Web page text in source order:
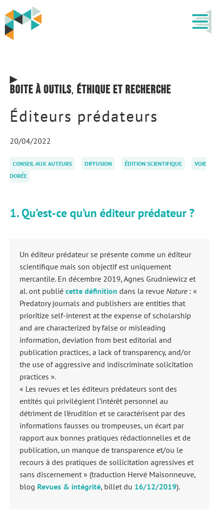
Boite à outils, Éthique et recherche
Éditeurs prédateurs
20/04/2022
CONSEIL AUX AUTEURS DIFFUSION ÉDITION SCIENTIFIQUE
VOIE
DORÉE
1. Qu’est-ce qu’un éditeur prédateur ?
Un éditeur prédateur se présente comme un éditeur
scientifique mais son objectif est uniquement
mercantile. En décembre 2019, Agnes Grudniewicz et
al. ont publié cette définition dans la revue Nature : «
Predatory journals and publishers are entities that
prioritize self-interest at the expense of scholarship
and are characterized by false or misleading
information, deviation from best editorial and
publication practices, a lack of transparency, and/or
the use of aggressive and indiscriminate solicitation
practices ».
« Les revues et les éditeurs prédateurs sont des
entités qui privilégient l’intérêt personnel au
détriment de l’érudition et se caractérisent par des
informations fausses ou trompeuses, un écart par
rapport aux bonnes pratiques rédactionnelles et de
publication, un manque de transparence et/ou le
recours à des pratiques de sollicitation agressives et
sans discernement » (traduction Hervé Maisonneuve,
blog Revues & intégrité, billet du 16/12/2019).